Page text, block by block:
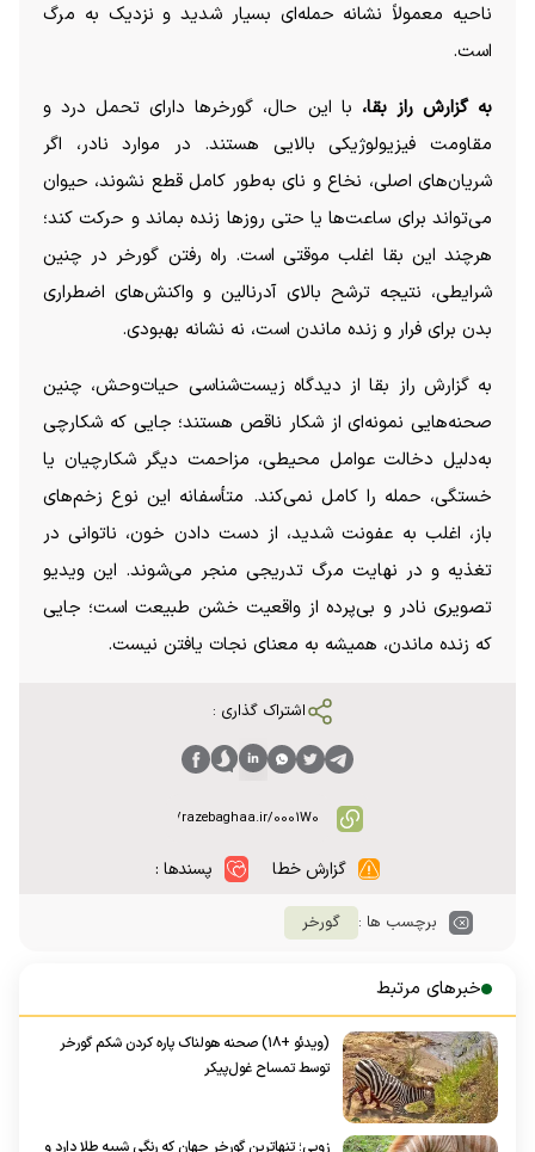
ناحیه معمولاً نشانه حمله‌ای بسیار شدید و نزدیک به مرگ
است.
به گزارش راز بقا، با این حال، گورخر‌ها دارای تحمل درد و
مقاومت فیزیولوژیکی بالایی هستند. در موارد نادر، اگر
شریان‌های اصلی، نخاع و نای به‌طور کامل قطع نشوند، حیوان
می‌تواند برای ساعت‌ها یا حتی روز‌ها زنده بماند و حرکت کند؛
هرچند این بقا اغلب موقتی است. راه رفتن گورخر در چنین
شرایطی، نتیجه ترشح بالای آدرنالین و واکنش‌های اضطراری
بدن برای فرار و زنده ماندن است، نه نشانه بهبودی.
به گزارش راز بقا از دیدگاه زیست‌شناسی حیات‌وحش، چنین
صحنه‌هایی نمونه‌ای از شکار ناقص هستند؛ جایی که شکارچی
به‌دلیل دخالت عوامل محیطی، مزاحمت دیگر شکارچیان یا
خستگی، حمله را کامل نمی‌کند. متأسفانه این نوع زخم‌های
باز، اغلب به عفونت شدید، از دست دادن خون، ناتوانی در
تغذیه و در نهایت مرگ تدریجی منجر می‌شوند. این ویدیو
تصویری نادر و بی‌پرده از واقعیت خشن طبیعت است؛ جایی
که زنده ماندن، همیشه به معنای نجات یافتن نیست.
اشتراک گذاری :
گزارش خطا پسندها :
برچسب ها : گورخر
خبرهای مرتبط
(ویدئو +۱۸) صحنه هولناک پاره کردن شکم گورخر
توسط تمساح غول‌پیکر
زویی؛ تنهاترین گورخر جهان که رنگی شبیه طلا دارد و